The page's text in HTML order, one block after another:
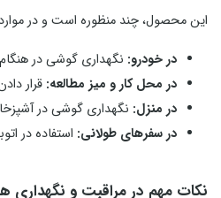
این محصول، چند منظوره است و در
در خودرو: نگهداری گوشی در
در محل کار و میز مطالعه: قرار
در منزل: نگهداری گوشی در
در سفرهای طولانی: استفاده در
نکات مهم در مراقبت و نگهداری